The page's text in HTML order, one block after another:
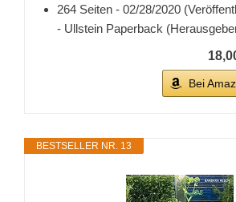
264 Seiten - 02/28/2020
- Ullstein Paperback
Bei
BESTSELLER NR. 13